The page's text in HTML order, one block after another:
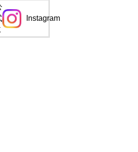
ウで開きます。
ンドウで開きます。
別のウィンドウで開きます。
Instagram
別のウィンドウで開きます。